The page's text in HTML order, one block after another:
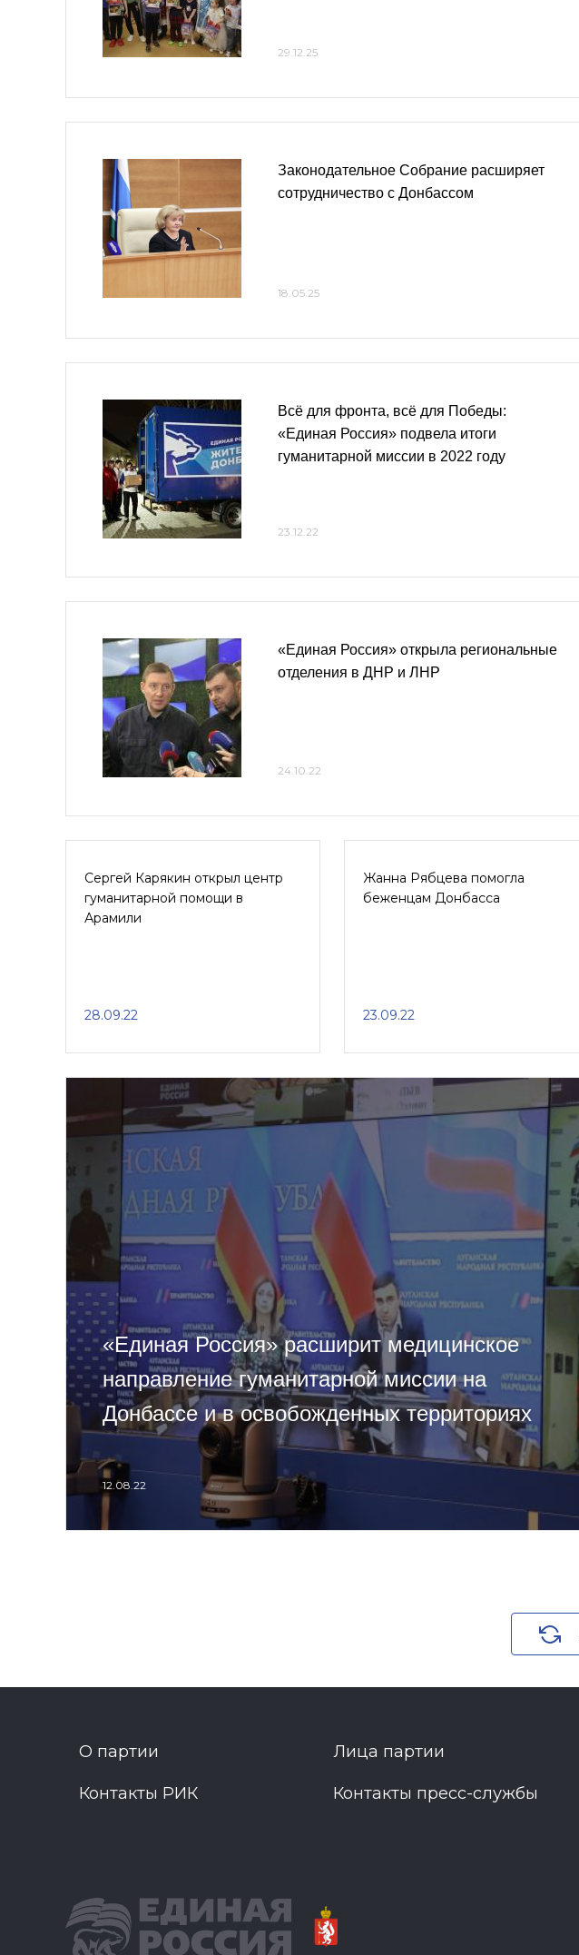
29.12.25
Законодательное Собрание расширяет
сотрудничество с Донбассом
18.05.25
Всё для фронта, всё для Победы:
«Единая Россия» подвела итоги
гуманитарной миссии в 2022 году
23.12.22
«Единая Россия» открыла региональные
отделения в ДНР и ЛНР
24.10.22
Сергей Карякин открыл центр
гуманитарной помощи в
Арамили
28.09.22
Жанна Рябцева помогла
беженцам Донбасса
23.09.22
«Единая Россия» расширит медицинское
направление гуманитарной миссии на
Донбассе и в освобожденных территориях
12.08.22
О партии Лица партии
Контакты РИК Контакты пресс-службы